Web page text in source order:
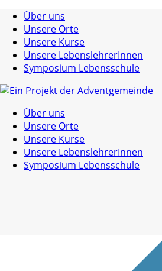
Über uns
Unsere Orte
Unsere Kurse
Unsere LebenslehrerInnen
Symposium Lebensschule
Über uns
Unsere Orte
Unsere Kurse
Unsere LebenslehrerInnen
Symposium Lebensschule